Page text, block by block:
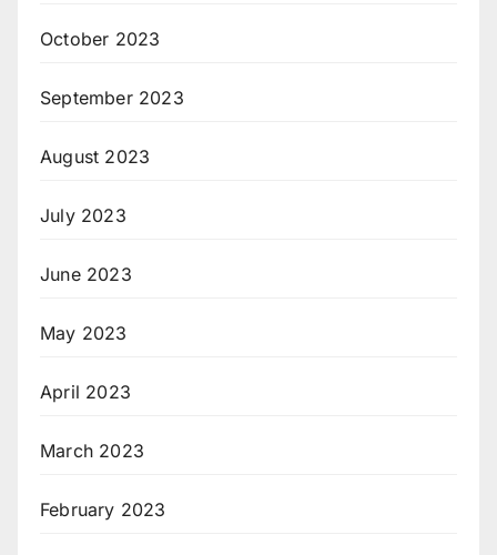
October 2023
September 2023
August 2023
July 2023
June 2023
May 2023
April 2023
March 2023
February 2023